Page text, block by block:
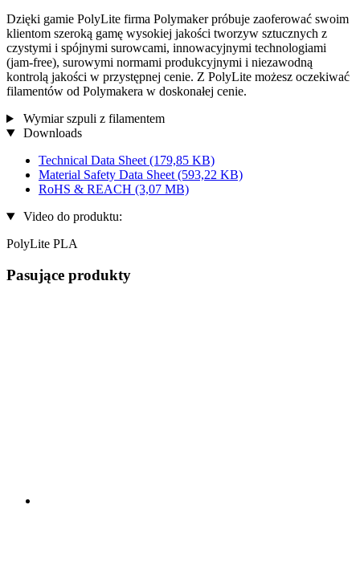
Dzięki gamie PolyLite firma Polymaker próbuje zaoferować swoim
klientom szeroką gamę wysokiej jakości tworzyw sztucznych z
czystymi i spójnymi surowcami, innowacyjnymi technologiami
(jam-free), surowymi normami produkcyjnymi i niezawodną
kontrolą jakości w przystępnej cenie. Z PolyLite możesz oczekiwać
filamentów od Polymakera w doskonałej cenie.
Wymiar szpuli z filamentem
Downloads
Technical Data Sheet (179,85 KB)
Material Safety Data Sheet (593,22 KB)
RoHS & REACH (3,07 MB)
Video do produktu:
PolyLite PLA
Pasujące produkty